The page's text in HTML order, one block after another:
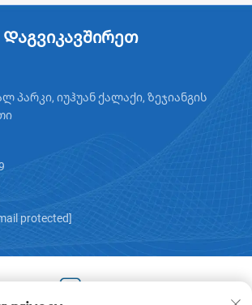
Დაგვიკავშირეთ
პარკი, იუჰუან ქალაქი, ზეჯიანგის
protected]